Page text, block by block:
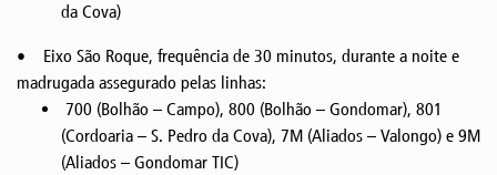
da Cova)
• Eixo São Roque, frequência de 30 minutos, durante a noite e
madrugada assegurado pelas linhas:
700 (Bolhão – Campo), 800 (Bolhão – Gondomar), 801
(Cordoaria – S. Pedro da Cova), 7M (Aliados – Valongo) e 9M
(Aliados – Gondomar TIC)